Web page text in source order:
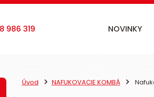
NOVINKY
Úvod NAFUKOVACIE KOMBÁ